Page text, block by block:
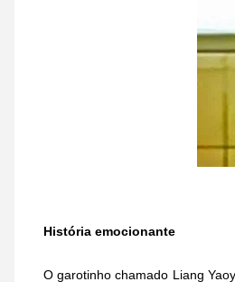
História emocionante
O garotinho chamado Liang